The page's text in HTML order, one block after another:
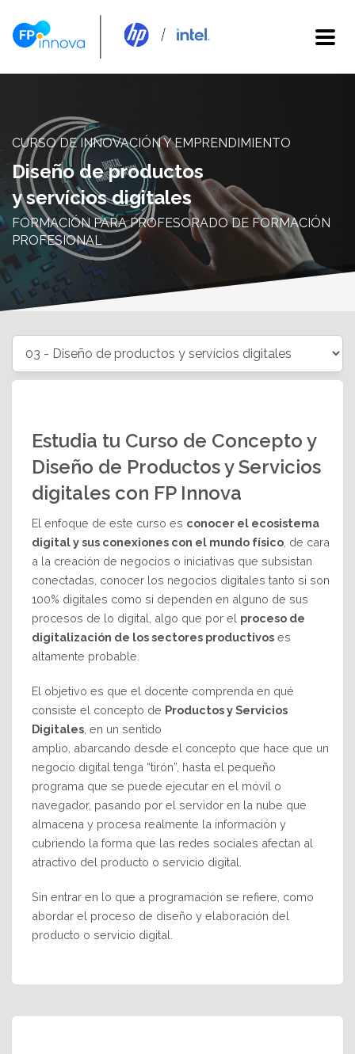
CURSO DE INNOVACIÓN Y EMPRENDIMIENTO
Diseño de productos
y servícios digitales
FORMACIÓN PARA PROFESORADO DE FORMACIÓN
PROFESIONAL
Estudia tu Curso de Concepto y
Diseño de Productos y Servicios
digitales con FP Innova
El enfoque de este curso es conocer el ecosistema
digital y sus conexiones con el mundo físico , de cara
a la creación de negocios o iniciativas que subsistan
conectadas, conocer los negocios digitales tanto si son
100% digitales como si dependen en alguno de sus
procesos de lo digital, algo que por el proceso de
digitalización de los sectores productivos es
altamente probable.
El objetivo es que el docente comprenda en qué
consiste el concepto de Productos y Servicios
Digitales , en un sentido
amplio, abarcando desde el concepto que hace que un
negocio digital tenga “tirón”, hasta el pequeño
programa que se puede ejecutar en el móvil o
navegador, pasando por el servidor en la nube que
almacena y procesa realmente la información y
cubriendo la forma que las redes sociales afectan al
atractivo del producto o servicio digital.
Sin entrar en lo que a programación se refiere, como
abordar el proceso de diseño y elaboración del
producto o servicio digital.